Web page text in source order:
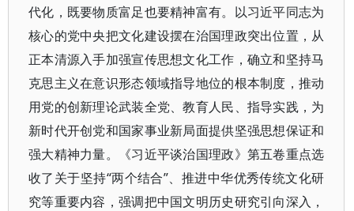
代化，既要物质富足也要精神富有。以习近平同志为
核心的党中央把文化建设摆在治国理政突出位置，从
正本清源入手加强宣传思想文化工作，确立和坚持马
克思主义在意识形态领域指导地位的根本制度，推动
用党的创新理论武装全党、教育人民、指导实践，为
新时代开创党和国家事业新局面提供坚强思想保证和
强大精神力量。《习近平谈治国理政》第五卷重点选
收了关于坚持“两个结合”、推进中华优秀传统文化研
究等重要内容，强调把中国文明历史研究引向深入，